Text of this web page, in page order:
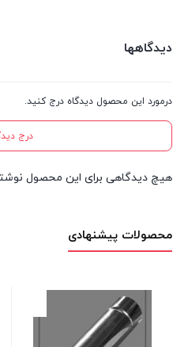
دیدگاهها
درمورد این محصول دیدگاه درج کنید.
درج
هیچ دیدگاهی برای این محصول
محصولات پیشنهادی